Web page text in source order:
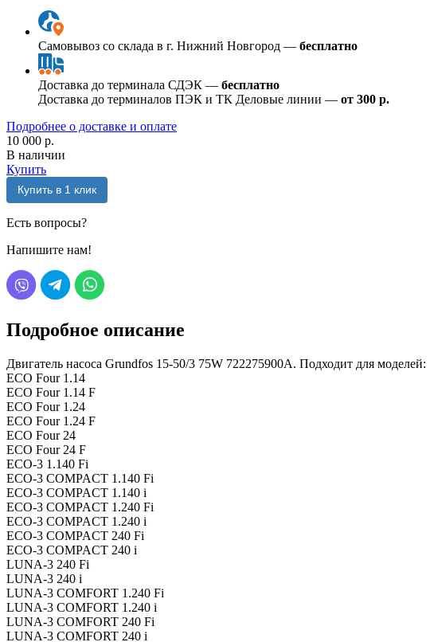
Самовывоз со склада в г. Нижний Новгород — бесплатно
Доставка до терминала СДЭК — бесплатно
Доставка до терминалов ПЭК и ТК Деловые линии — от 300 р.
Подробнее о доставке и оплате
10 000 р.
В наличии
Купить
Купить в 1 клик
Есть вопросы?
Напишите нам!
Подробное описание
Двигатель насоса Grundfos 15-50/3 75W 722275900А. Подходит для моделей:
ECO Four 1.14
ECO Four 1.14 F
ECO Four 1.24
ECO Four 1.24 F
ECO Four 24
ECO Four 24 F
ECO-3 1.140 Fi
ECO-3 COMPACT 1.140 Fi
ECO-3 COMPACT 1.140 i
ECO-3 COMPACT 1.240 Fi
ECO-3 COMPACT 1.240 i
ECO-3 COMPACT 240 Fi
ECO-3 COMPACT 240 i
LUNA-3 240 Fi
LUNA-3 240 i
LUNA-3 COMFORT 1.240 Fi
LUNA-3 COMFORT 1.240 i
LUNA-3 COMFORT 240 Fi
LUNA-3 COMFORT 240 i